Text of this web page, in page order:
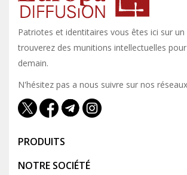
Patriotes et identitaires vous êtes ici sur un
trouverez des munitions intellectuelles
demain.
N'hésitez pas a nous suivre sur nos
PRODUITS
NOTRE SOCIÉTÉ